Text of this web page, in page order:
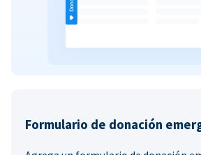
Formulario de donación